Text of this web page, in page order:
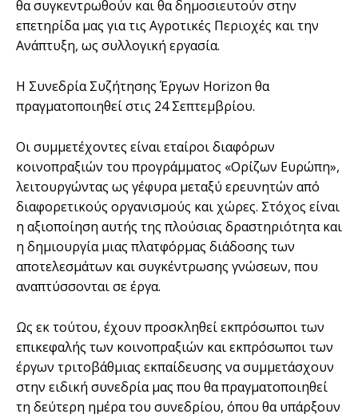
θα συγκεντρωθούν και θα δημοσιευτούν στην
επετηρίδα μας για τις Αγροτικές Περιοχές και την
Ανάπτυξη, ως συλλογική εργασία.
Η Συνεδρία Συζήτησης Έργων Horizon θα
πραγματοποιηθεί στις 24 Σεπτεμβρίου.
Οι συμμετέχοντες είναι εταίροι διαφόρων
κοινοπραξιών του προγράμματος «Ορίζων Ευρώπη»,
λειτουργώντας ως γέφυρα μεταξύ ερευνητών από
διαφορετικούς οργανισμούς και χώρες. Στόχος είναι
η αξιοποίηση αυτής της πλούσιας δραστηριότητα και
η δημιουργία μιας πλατφόρμας διάδοσης των
αποτελεσμάτων και συγκέντρωσης γνώσεων, που
αναπτύσσονται σε έργα.
Ως εκ τούτου, έχουν προσκληθεί εκπρόσωποι των
επικεφαλής των κοινοπραξιών και εκπρόσωποι των
έργων τριτοβάθμιας εκπαίδευσης να συμμετάσχουν
στην ειδική συνεδρία μας που θα πραγματοποιηθεί
τη δεύτερη ημέρα του συνεδρίου, όπου θα υπάρξουν